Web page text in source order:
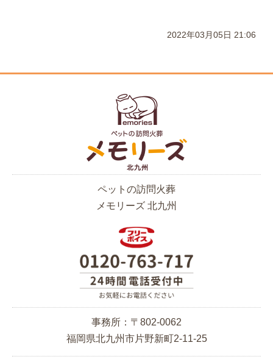
2022年03月05日 21:06
ペットの訪問火葬
メモリーズ 北九州
事務所：〒802-0062
福岡県北九州市片野新町2-11-25